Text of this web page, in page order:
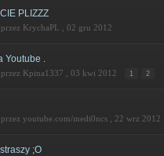
PLIZZZ
KrychaPL , 02 gru 2012
Youtube .
Kpina1337 , 03 kwi 2012 1 2
youtube.com/medi0ncs , 22 wrz 2012
;O